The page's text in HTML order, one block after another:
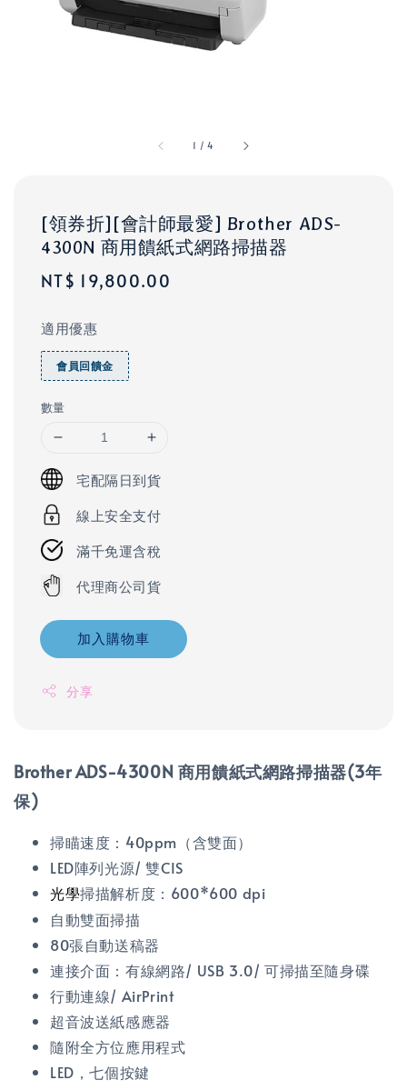
1 /4
[領券折][會計師最愛] Brother ADS-
4300N 商用饋紙式網路掃描器
Regular
NT$ 19,800.00
適用優惠
會員回饋金
數量
宅配隔日到貨
線上安全支付
滿千免運含稅
代理商公司貨
加入購物車
分享
Brother ADS-4300N 商用饋紙式網路掃描器(3年
保)
掃瞄速度：40ppm（含雙面）
LED陣列光源/ 雙CIS
光學掃描解析度：600*600 dpi
自動雙面掃描
80張自動送稿器
連接介面：有線網路/ USB 3.0/ 可掃描至隨身碟
行動連線/ AirPrint
超音波送紙感應器
隨附全方位應用程式
LED，七個按鍵